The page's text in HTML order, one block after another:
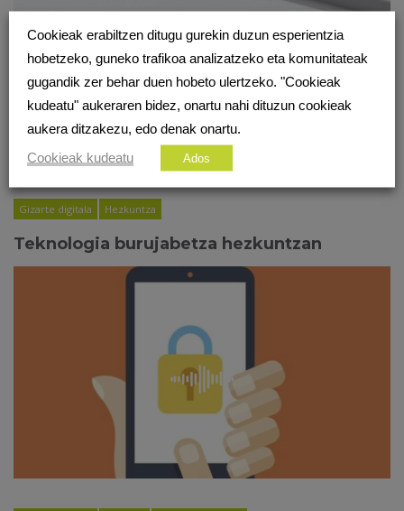
Gizarte digitala Hezkuntza
Teknologia burujabetza hezkuntzan
Cookieak erabiltzen ditugu gurekin duzun esperientzia
hobetzeko, guneko trafikoa analizatzeko eta komunitateak
gugandik zer behar duen hobeto ulertzeko. "Cookieak
kudeatu" aukeraren bidez, onartu nahi dituzun cookieak
aukera ditzakezu, edo denak onartu.
Cookieak kudeatu
Ados